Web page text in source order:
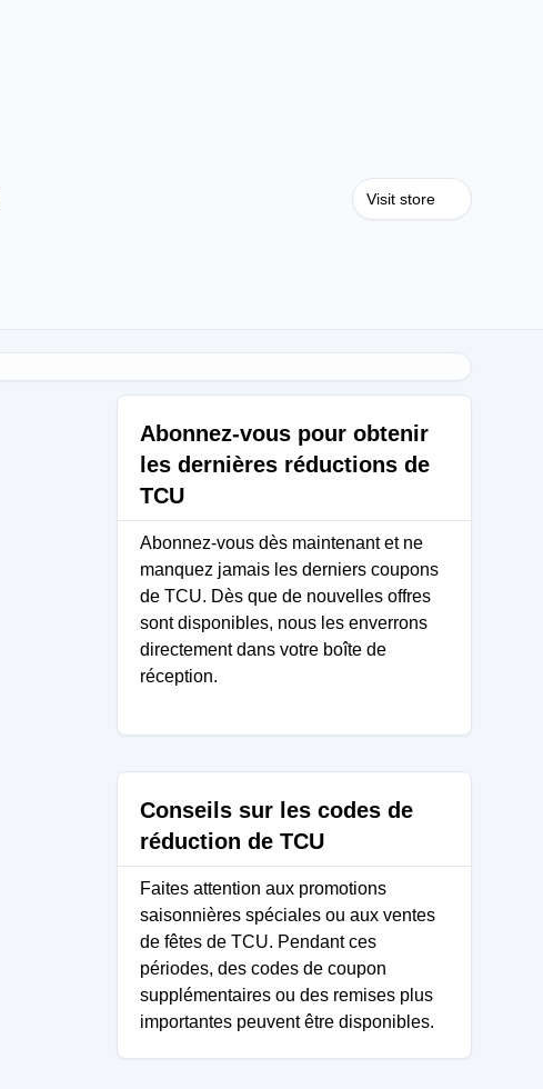
Visit store
Abonnez-vous pour obtenir
les dernières réductions de
TCU
Abonnez-vous dès maintenant et ne
manquez jamais les derniers coupons
de TCU. Dès que de nouvelles offres
sont disponibles, nous les enverrons
directement dans votre boîte de
réception.
Conseils sur les codes de
réduction de TCU
Faites attention aux promotions
saisonnières spéciales ou aux ventes
de fêtes de TCU. Pendant ces
périodes, des codes de coupon
supplémentaires ou des remises plus
importantes peuvent être disponibles.